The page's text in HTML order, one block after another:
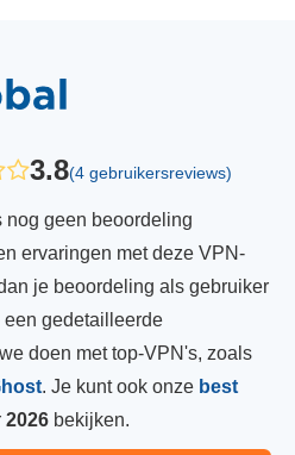
3.8(4 gebruikersreviews)
nog geen beoordeling
ervaringen met deze VPN-
je beoordeling als gebruiker
gedetailleerde
doen met top-VPN's, zoals
. Je kunt ook onze best
2026 bekijken.